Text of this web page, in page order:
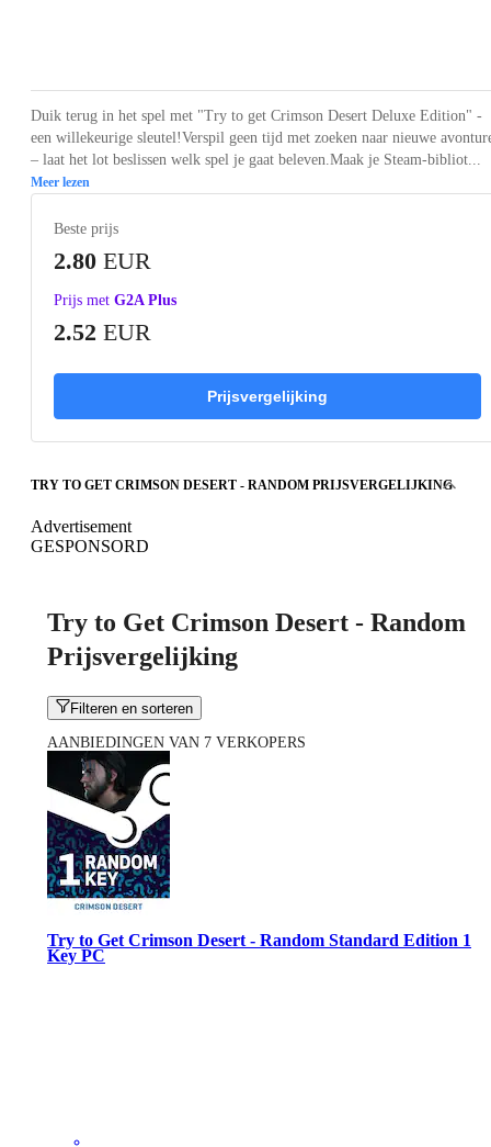
Duik terug in het spel met "Try to get Crimson Desert Deluxe Edition" -
een willekeurige sleutel!Verspil geen tijd met zoeken naar nieuwe
– laat het lot beslissen welk spel je gaat beleven.Maak je Steam-bibliot...
Meer lezen
Beste prijs
2.80 EUR
Prijs met G2A Plus
2.52 EUR
Prijsvergelijking
TRY TO GET CRIMSON DESERT - RANDOM PRIJSVERGELIJKING
Advertisement
GESPONSORD
Try to Get Crimson Desert - Random
Prijsvergelijking
Filteren en sorteren
AANBIEDINGEN VAN 7 VERKOPERS
Try to Get Crimson Desert - Random Standard Edition 1
Key PC